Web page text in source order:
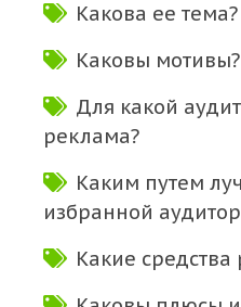
Какова ее тема?
Каковы мотивы?
Для какой
реклама?
Каким путем
избранной
Какие